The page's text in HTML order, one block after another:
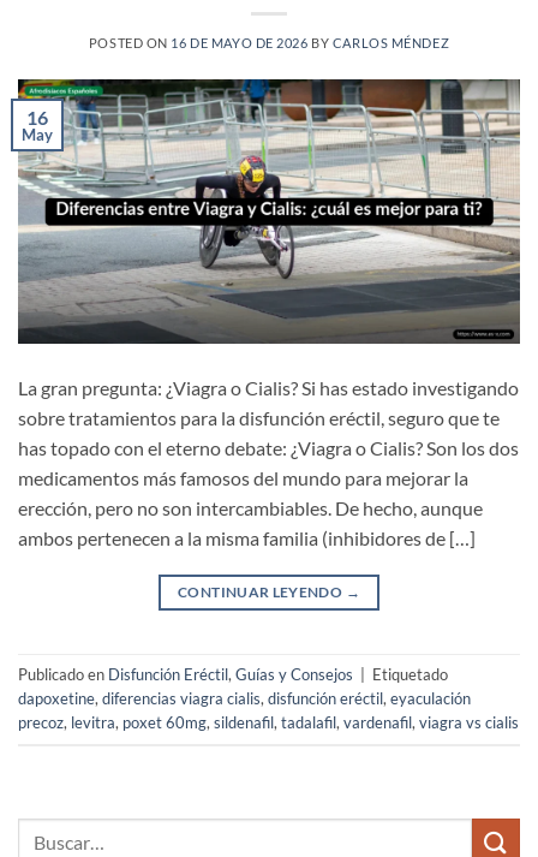
POSTED ON 16 DE MAYO DE 2026 BY CARLOS MÉNDEZ
16
May
La gran pregunta: ¿Viagra o Cialis? Si has estado investigando
sobre tratamientos para la disfunción eréctil, seguro que te
has topado con el eterno debate: ¿Viagra o Cialis? Son los dos
medicamentos más famosos del mundo para mejorar la
erección, pero no son intercambiables. De hecho, aunque
ambos pertenecen a la misma familia (inhibidores de […]
CONTINUAR LEYENDO →
Publicado en Disfunción Eréctil, Guías y Consejos
Etiquetado
dapoxetine, diferencias viagra cialis, disfunción eréctil, eyaculación
precoz, levitra, poxet 60mg, sildenafil, tadalafil, vardenafil, viagra vs cialis